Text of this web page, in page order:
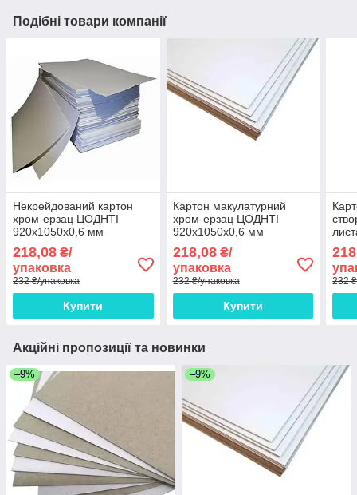
Подібні товари компанії
Некрейдований картон
хром-ерзац ЦОДНТІ
920x1050x0,6 мм
аркушів
218,08 ₴/
упаковка
232 ₴/упаковка
Купити
Картон макулатурний
хром-ерзац ЦОДНТІ
920x1050x0,6 мм
аркушів
218,08₴/
упаковка
232 ₴/упаковка
Купити
232
Акційні пропозиції та новинки
–9% –9%